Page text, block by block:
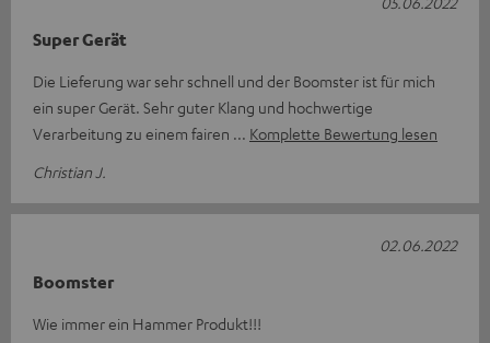
Super Gerät
Die Lieferung war sehr schnell und der Boomster ist für mich
ein super Gerät. Sehr guter Klang und hochwertige
Verarbeitung zu einem fairen
Komplette Bewertung lesen
Christian J.
Boomster
Wie immer ein Hammer Produkt!!!
02.06.2022